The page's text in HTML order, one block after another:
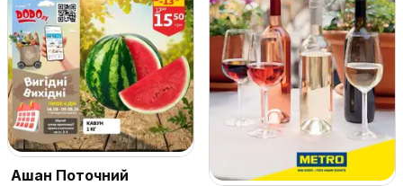
Ашан Поточний